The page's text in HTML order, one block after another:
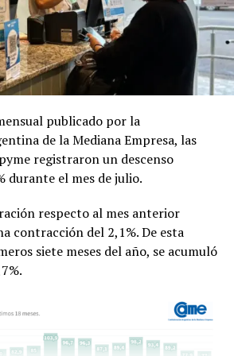
a cargo del doctor Juan Facundo
Cecilia Bouzat del Instituto de
de Bahía Blanca (INIBIBB),
Nacional del Sur (UNS) y
internacionales de la
enPNAS (Proceedings of the
Sciences),una de las revistas
prestigio internacional. Editada por
de Ciencias de los Estados Unidos,
avances científicos.
publicado por la
de la Mediana Empresa, las
registraron un descenso
durante el mes de julio.
respecto al mes anterior
contracción del 2,1%. De esta
siete meses del año, se acumuló